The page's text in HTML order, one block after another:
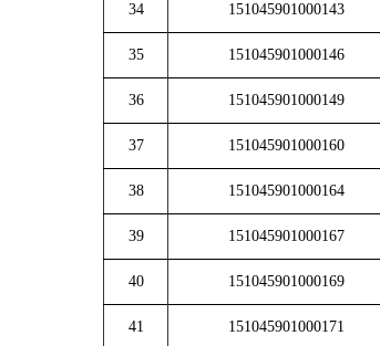
34 151045901000143
35 151045901000146
36 151045901000149
37 151045901000160
38 151045901000164
39 151045901000167
40 151045901000169
41 151045901000171